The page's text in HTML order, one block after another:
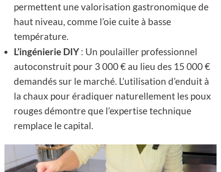
permettent une valorisation gastronomique de
haut niveau, comme l’oie cuite à basse
température.
L’ingénierie DIY: Un poulailler professionnel
autoconstruit pour 3 000 € au lieu des 15 000 €
demandés sur le marché. L’utilisation d’enduit à
la chaux pour éradiquer naturellement les poux
rouges démontre que l’expertise technique
remplace le capital.